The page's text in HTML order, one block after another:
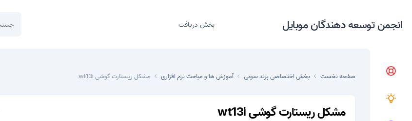
انجمن توسعه دهندگان موبایل بخش دریافت
صفحه نخست بخش اختصاصی برند سونی آموزش ها و مباحث نرم افزاری مشکل ریستارت گوشی wt13i
مشکل ریستارت گوشی wt13i